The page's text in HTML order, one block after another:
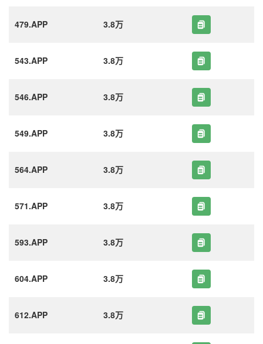
479.APP 3.8万
543.APP 3.8万
546.APP 3.8万
549.APP 3.8万
564.APP 3.8万
571.APP 3.8万
593.APP 3.8万
604.APP 3.8万
612.APP 3.8万